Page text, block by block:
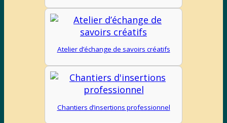
Atelier d’échange de savoirs créatifs
Chantiers d’insertions professionnel